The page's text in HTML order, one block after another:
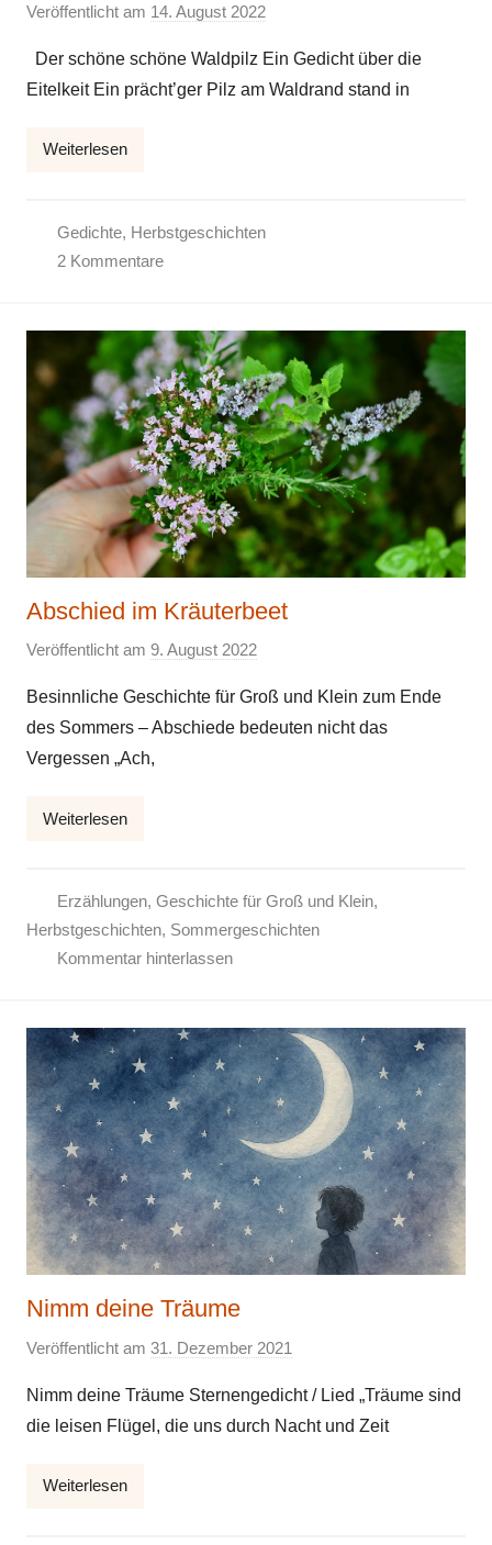
Veröffentlicht am 14. August 2022
n
E
Der schöne schöne Waldpilz Ein Gedicht über die
Eitelkeit Ein prächt’ger Pilz am Waldrand stand in
Weiterlesen
Gedichte, Herbstgeschichten
2 Kommentare
Abschied im Kräuterbeet
Veröffentlicht am 9. August 2022
n
E
Besinnliche Geschichte für Groß und Klein zum Ende
des Sommers – Abschiede bedeuten nicht das
Vergessen „Ach,
Weiterlesen
Erzählungen, Geschichte für Groß und Klein,
Herbstgeschichten, Sommergeschichten
Kommentar hinterlassen
Nimm deine Träume
Veröffentlicht am 31. Dezember 2021
n
E
Nimm deine Träume Sternengedicht / Lied „Träume sind
die leisen Flügel, die uns durch Nacht und Zeit
Weiterlesen